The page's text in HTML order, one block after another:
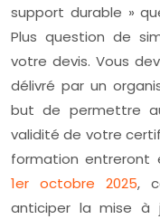
support durable »
Plus question de
votre devis. Vous
délivré par un
but de permettre
validité de votre
formation entreront
1er octobre 2025,
anticiper la mise à